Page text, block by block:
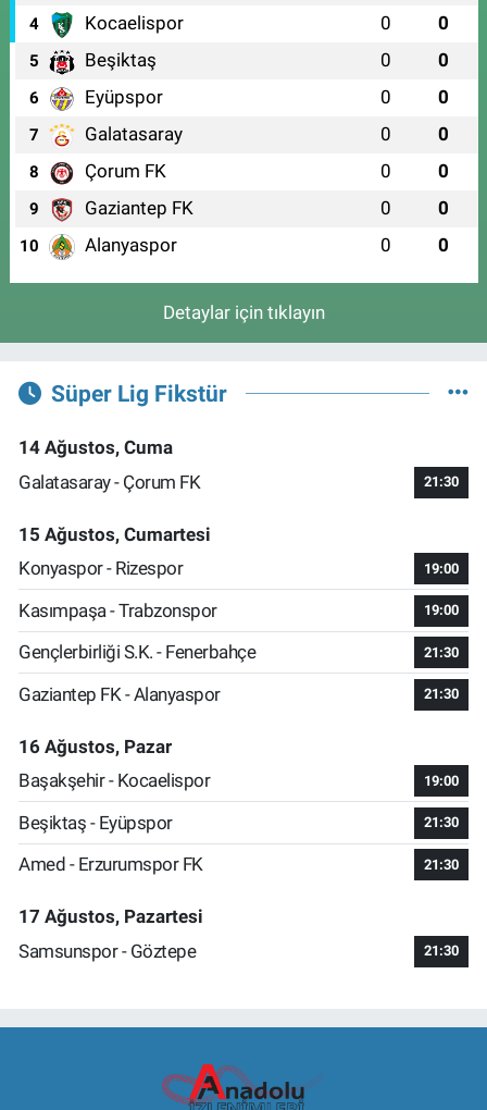
4 Kocaelispor 0 0
5 Beşiktaş 0 0
6 Eyüpspor 0 0
7 Galatasaray 0 0
8 Çorum FK 0 0
9 Gaziantep FK 0 0
10 Alanyaspor 0 0
Detaylar için tıklayın
Süper Lig Fikstür
14 Ağustos, Cuma
Galatasaray - Çorum FK
21:30
15 Ağustos, Cumartesi
Konyaspor - Rizespor
19:00
Kasımpaşa - Trabzonspor 19:00
Gençlerbirliği S.K. - Fenerbahçe 21:30
Gaziantep FK - Alanyaspor 21:30
16 Ağustos, Pazar
Başakşehir - Kocaelispor
19:00
Beşiktaş - Eyüpspor 21:30
Amed - Erzurumspor FK 21:30
17 Ağustos, Pazartesi
Samsunspor - Göztepe
21:30